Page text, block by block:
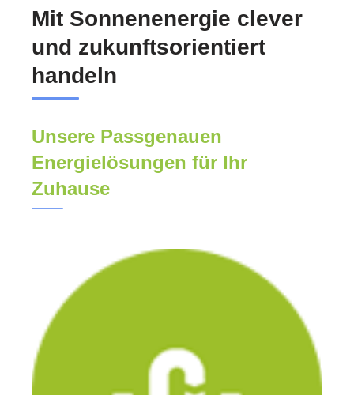
Mit Sonnenenergie clever
und zukunftsorientiert
handeln
Unsere Passgenauen
Energielösungen für Ihr
Zuhause